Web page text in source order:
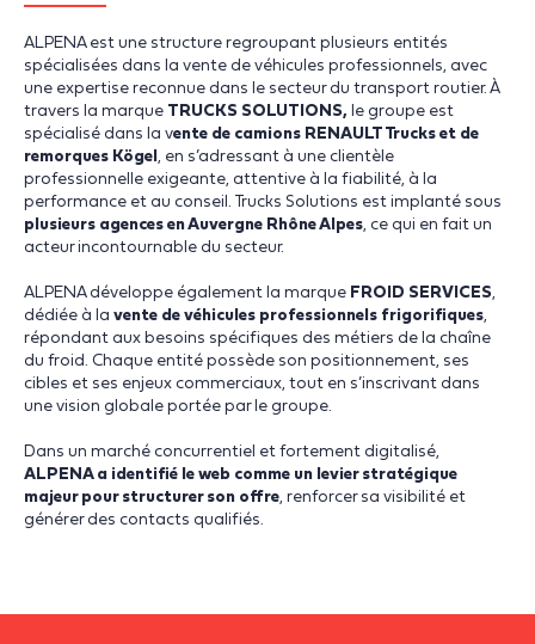
ALPENA est une structure regroupant plusieurs entités
spécialisées dans la vente de véhicules professionnels, avec
une expertise reconnue dans le secteur du transport routier. À
travers la marque TRUCKS SOLUTIONS, le groupe est
spécialisé dans la vente de camions RENAULT Trucks et de
remorques Kögel , en s’adressant à une clientèle
professionnelle exigeante, attentive à la fiabilité, à la
performance et au conseil. Trucks Solutions est implanté sous
plusieurs agences en Auvergne Rhône Alpes , ce qui en fait un
acteur incontournable du secteur.
ALPENA développe également la marque FROID SERVICES
dédiée à la vente de véhicules professionnels frigorifiques
répondant aux besoins spécifiques des métiers de la chaîne
du froid. Chaque entité possède son positionnement, ses
cibles et ses enjeux commerciaux, tout en s’inscrivant dans
une vision globale portée par le groupe.
Dans un marché concurrentiel et fortement digitalisé,
ALPENA a identifié le web comme un levier stratégique
majeur pour structurer son offre , renforcer sa visibilité et
générer des contacts qualifiés.